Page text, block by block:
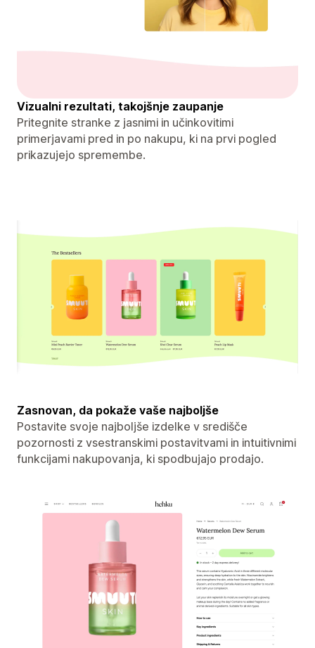
Vizualni rezultati, takojšnje zaupanje
Pritegnite stranke z jasnimi in učinkovitimi
primerjavami pred in po nakupu, ki na prvi pogled
prikazujejo spremembe.
Zasnovan, da pokaže vaše najboljše
Postavite svoje najboljše izdelke v središče
pozornosti z vsestranskimi postavitvami in intuitivnimi
funkcijami nakupovanja, ki spodbujajo prodajo.